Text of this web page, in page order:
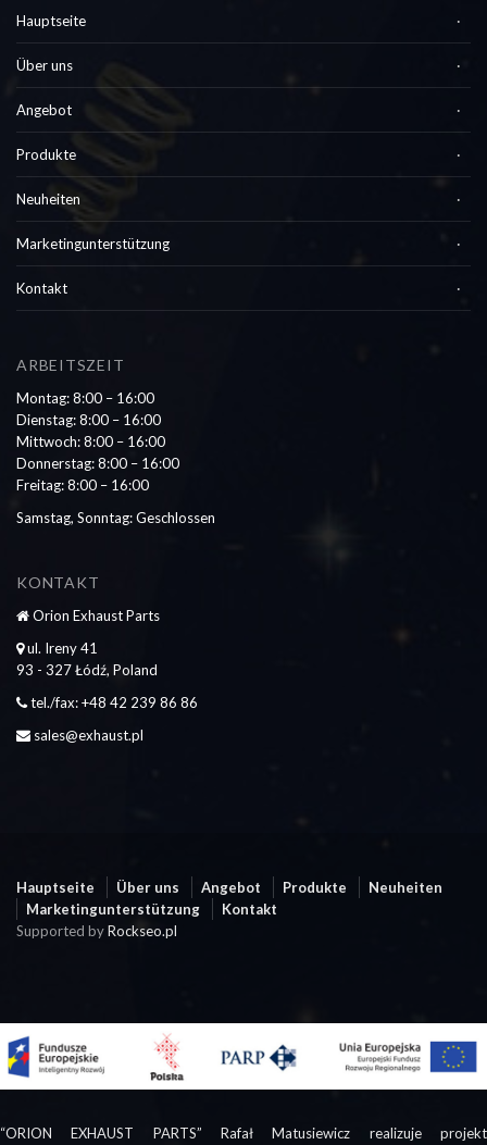
Hauptseite
Über uns
Angebot
Produkte
Neuheiten
Marketingunterstützung
Kontakt
ARBEITSZEIT
Montag: 8:00 – 16:00
Dienstag: 8:00 – 16:00
Mittwoch: 8:00 – 16:00
Donnerstag: 8:00 – 16:00
Freitag: 8:00 – 16:00
Samstag, Sonntag: Geschlossen
KONTAKT
Orion Exhaust Parts
ul. Ireny 41
93 - 327 Łódź, Poland
tel./fax: +48 42 239 86 86
sales@exhaust.pl
Hauptseite Über uns Angebot Produkte
Neuheiten
Marketingunterstützung
Kontakt
Supported byRockseo.pl
“ORION EXHAUST PARTS” Rafał Matusiewicz realizuje projekt